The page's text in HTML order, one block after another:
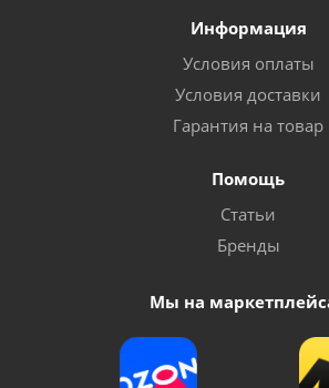
Информация
Условия оплаты
Условия доставки
Гарантия на товар
Помощь
Статьи
Бренды
Мы на